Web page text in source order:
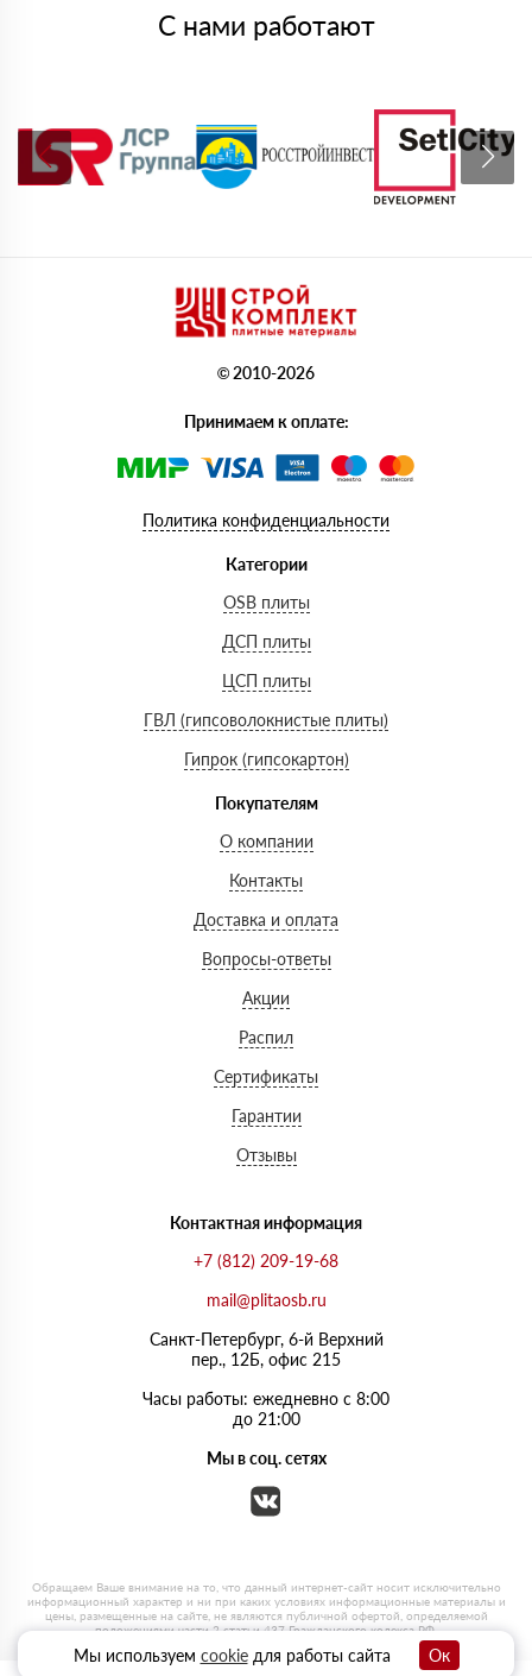
С нами работают
© 2010-2026
Принимаем к оплате:
Политика конфиденциальности
Категории
OSB плиты
ДСП плиты
ЦСП плиты
ГВЛ (гипсоволокнистые плиты)
Гипрок (гипсокартон)
Покупателям
О компании
Контакты
Доставка и оплата
Вопросы-ответы
Акции
Распил
Сертификаты
Гарантии
Отзывы
Контактная информация
+7 (812) 209-19-68
mail@plitaosb.ru
Санкт-Петербург, 6-й Верхний
пер., 12Б, офис 215
Часы работы: ежедневно с 8:00
до 21:00
Мы в соц. сетях
Мы используем cookieдля работы сайта Ок